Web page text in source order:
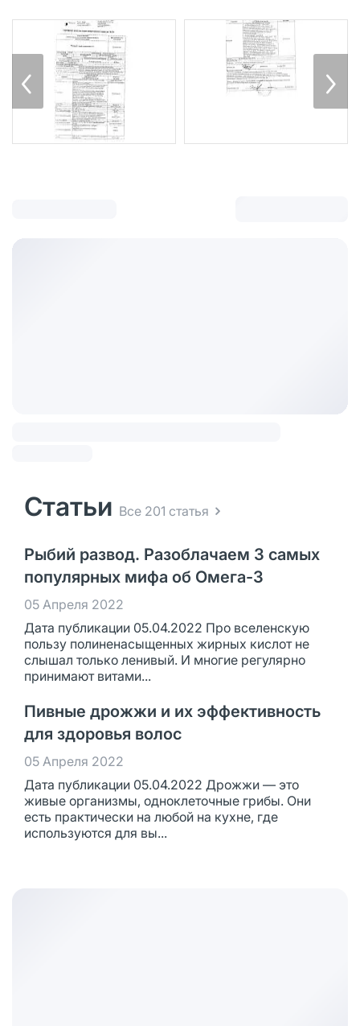
Статьи Все 201 статья
Рыбий развод. Разоблачаем 3 самых
популярных мифа об Омега-3
05 Апреля 2022
Дата публикации 05.04.2022 Про вселенскую
пользу полиненасыщенных жирных кислот не
слышал только ленивый. И многие регулярно
принимают витами...
Пивные дрожжи и их эффективность
для здоровья волос
05 Апреля 2022
Дата публикации 05.04.2022 Дрожжи — это
живые организмы, одноклеточные грибы. Они
есть практически на любой на кухне, где
используются для вы...